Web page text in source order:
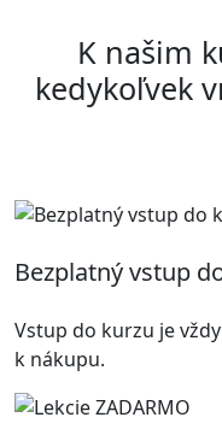
K našim
kedykoľvek
Bezplatný vstup
Vstup do kurzu je
k nákupu.